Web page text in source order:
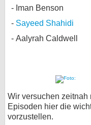
Iman Benson
Sayeed Shahidi
Aalyrah Caldwell
Wir versuchen zeitnah
Episoden hier die
vorzustellen.